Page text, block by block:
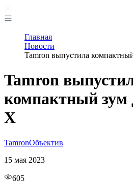
Главная
Новости
Tamron выпустила
Tamron
компактный
X
TamronОбъектив
15 мая 2023
605